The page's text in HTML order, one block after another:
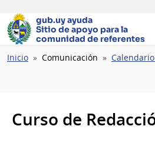
gub.uy ayuda
Sitio de apoyo para la
comunidad de referentes
Ruta
Inicio Comunicación
Curso de